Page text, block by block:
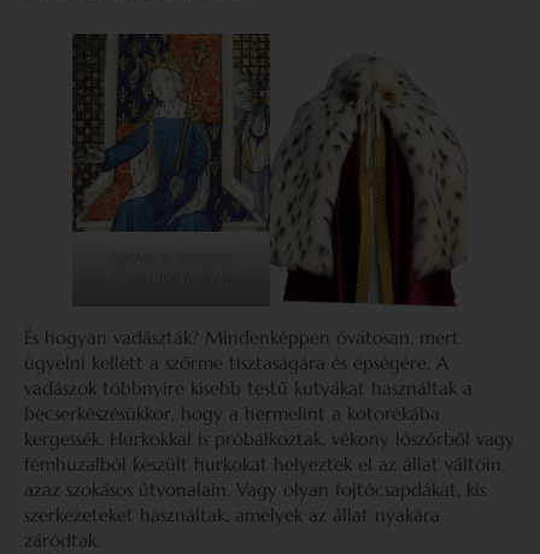
És hogyan vadászták? Mindenképpen óvatosan, mert
ügyelni kellett a szőrme tisztaságára és épségére. A
vadászok többnyire kisebb testű kutyákat használtak a
becserkészésükkor, hogy a hermelint a kotorékába
kergessék. Hurkokkal is próbálkoztak, vékony lószőrből vagy
fémhuzalból készült hurkokat helyeztek el az állat váltóin,
azaz szokásos útvonalain. Vagy olyan fojtócsapdákat, kis
szerkezeteket használtak, amelyek az állat nyakára
záródtak.